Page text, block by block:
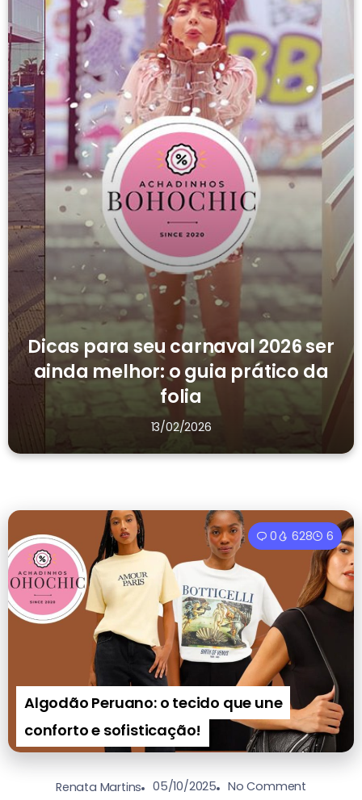
Dicas para seu carnaval 2026 ser
ainda melhor: o guia prático da
folia
13/02/2026
Algodão Peruano: o tecido que une
conforto e sofisticação!
0 628 6
Renata Martins 05/10/2025 No Comment